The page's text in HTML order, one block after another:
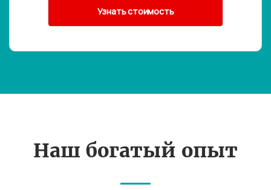
Наш богатый опыт